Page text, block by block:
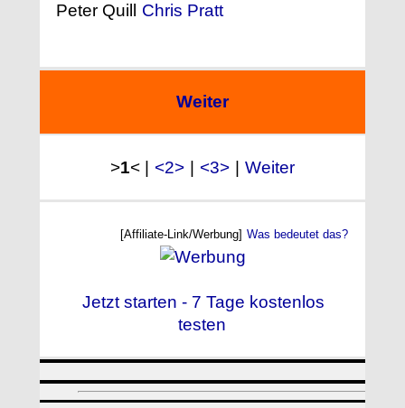
Peter Quill Chris Pratt
Weiter
>1< | <2> <3> Weiter
[Affiliate-Link/Werbung] Was bedeutet das?
Jetzt starten - 7 Tage kostenlos
testen